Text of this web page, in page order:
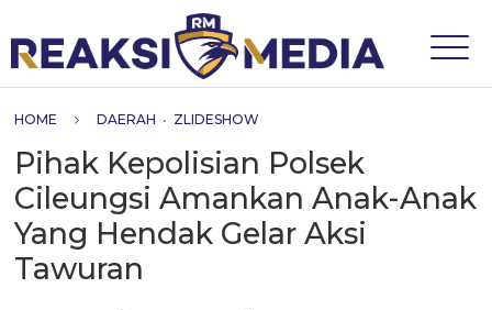
HOME DAERAH • ZLIDESHOW
Pihak Kepolisian Polsek
Cileungsi Amankan Anak-Anak
Yang Hendak Gelar Aksi
Tawuran